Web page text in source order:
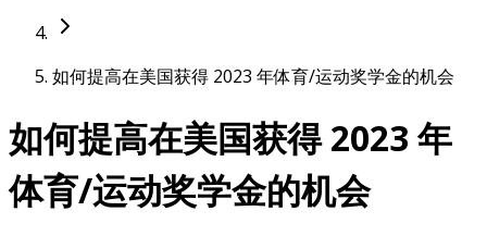
如何提高在美国获得 2023 年体育/运动奖学金的机会
如何提高在美国获得 2023 年
体育/运动奖学金的机会